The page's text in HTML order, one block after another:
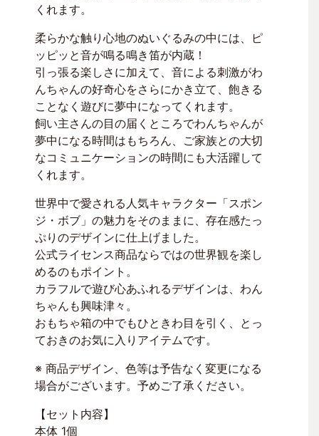
くれます。
柔らかな触り心地のぬいぐるみの中には、ピ
ッピッと音が鳴る鳴き笛が内蔵！
引っ張る楽しさに加えて、音による刺激がわ
んちゃんの好奇心をさらにかき立て、飽きる
ことなく遊びに夢中になってくれます。
飼い主さんの目の届くところでわんちゃんが
夢中になる時間はもちろん、ご家族との大切
なコミュニケーションの時間にも大活躍して
くれます。
世界中で愛される人気キャラクター「スポン
ジ・ボブ」の魅力をそのままに、存在感たっ
ぷりのデザインに仕上げました。
公式ライセンス商品ならではの世界観を楽し
めるのもポイント。
カラフルで遊び心あふれるデザインは、わん
ちゃんも興味津々。
おもちゃ箱の中でもひときわ目を引く、とっ
ておきのお気に入りアイテムです。
※ 商品デザイン、色等は予告なく変更になる
場合がございます。予めご了承ください。
【セット内容】
本体 1個